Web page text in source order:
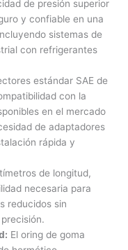
de presión superior
y confiable en una
sistemas de
con refrigerantes
estándar SAE de
con la
en el mercado
de adaptadores
rápida y
de longitud,
necesaria para
reducidos sin
El oring de goma